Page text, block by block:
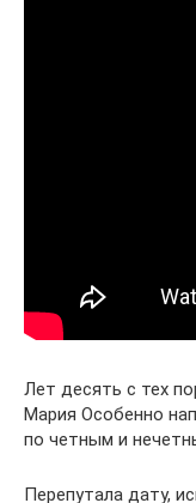
Лет десять с тех
Мария Особенно
по четным и
Перепутала дату,